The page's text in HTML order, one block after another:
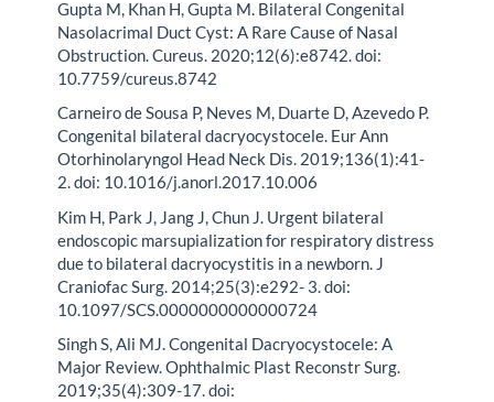
Gupta M, Khan H, Gupta M. Bilateral Congenital
Nasolacrimal Duct Cyst: A Rare Cause of Nasal
Obstruction. Cureus. 2020;12(6):e8742. doi:
10.7759/cureus.8742
Carneiro de Sousa P, Neves M, Duarte D, Azevedo P.
Congenital bilateral dacryocystocele. Eur Ann
Otorhinolaryngol Head Neck Dis. 2019;136(1):41-
2. doi: 10.1016/j.anorl.2017.10.006
Kim H, Park J, Jang J, Chun J. Urgent bilateral
endoscopic marsupialization for respiratory distress
due to bilateral dacryocystitis in a newborn. J
Craniofac Surg. 2014;25(3):e292- 3. doi:
10.1097/SCS.0000000000000724
Singh S, Ali MJ. Congenital Dacryocystocele: A
Major Review. Ophthalmic Plast Reconstr Surg.
2019;35(4):309-17. doi: